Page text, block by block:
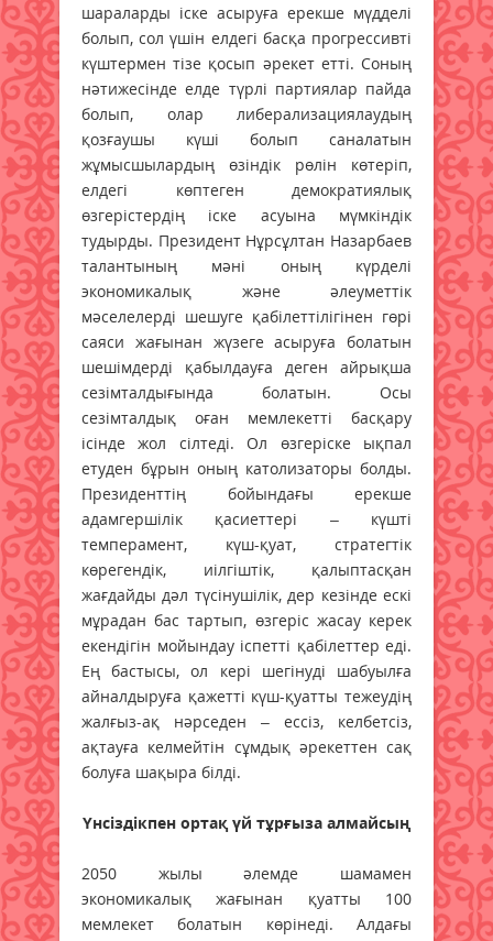
шараларды іске асыруға ерекше мүдделі
болып, сол үшін елдегі басқа прогрессивті
күштермен тізе қосып әрекет етті. Соның
нәтижесінде елде түрлі партиялар пайда
болып, олар либерализациялаудың
қозғаушы күші болып саналатын
жұмысшылардың өзіндік рөлін көтеріп,
елдегі көптеген демократиялық
өзгерістердің іске асуына мүмкіндік
тудырды. Президент Нұрсұлтан Назарбаев
талантының мәні оның күрделі
экономикалық және әлеуметтік
мәселелерді шешуге қабілеттілігінен гөрі
саяси жағынан жүзеге асыруға болатын
шешімдерді қабылдауға деген айрықша
сезімталдығында болатын. Осы
сезімталдық оған мемлекетті басқару
ісінде жол сілтеді. Ол өзгеріске ықпал
етуден бұрын оның католизаторы болды.
Президенттің бойындағы ерекше
адамгершілік қасиеттері – күшті
темперамент, күш-қуат, стратегтік
көрегендік, иілгіштік, қалыптасқан
жағдайды дәл түсінушілік, дер кезінде ескі
мұрадан бас тартып, өзгеріс жасау керек
екендігін мойындау іспетті қабілеттер еді.
Ең бастысы, ол кері шегінуді шабуылға
айналдыруға қажетті күш-қуатты тежеудің
жалғыз-ақ нәрседен – ессіз, келбетсіз,
ақтауға келмейтін сұмдық әрекеттен сақ
болуға шақыра білді.
Үнсіздікпен ортақ үй тұрғыза алмайсың
2050 жылы әлемде шамамен
экономикалық жағынан қуатты 100
мемлекет болатын көрінеді. Алдағы